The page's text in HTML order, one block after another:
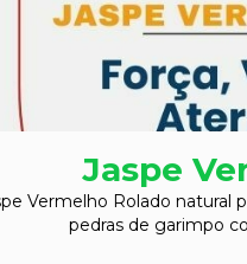
Jaspe
Vermelho Rolado natural
pedras de garimpo